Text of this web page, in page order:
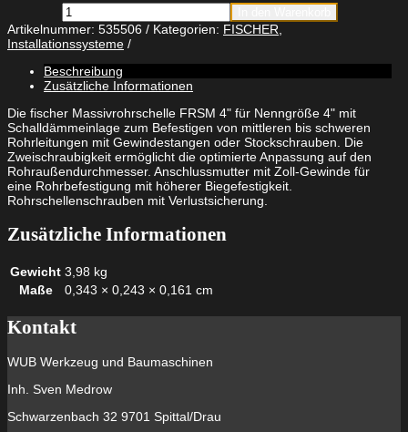
fischer
Massivrohrschelle
FRSM
112
-
118
1/2"
Menge
Artikelnummer: 535506 Kategorien: FISCHER
Installationssysteme
Beschreibung
Zusätzliche Informationen
Die fischer Massivrohrschelle FRSM 4" für Nenngröße 4" mit
Schalldämmeinlage zum Befestigen von mittleren bis schweren
Rohrleitungen mit Gewindestangen oder Stockschrauben. Die
Zweischraubigkeit ermöglicht die optimierte Anpassung auf den
Rohraußendurchmesser. Anschlussmutter mit Zoll-Gewinde für
eine Rohrbefestigung mit höherer Biegefestigkeit.
Rohrschellenschrauben mit Verlustsicherung.
Zusätzliche Informationen
Gewicht 3,98 kg
Maße
0,343 × 0,243 × 0,161 cm
Kontakt
WUB Werkzeug und Baumaschinen
Inh. Sven Medrow
Schwarzenbach 32 9701 Spittal/Drau